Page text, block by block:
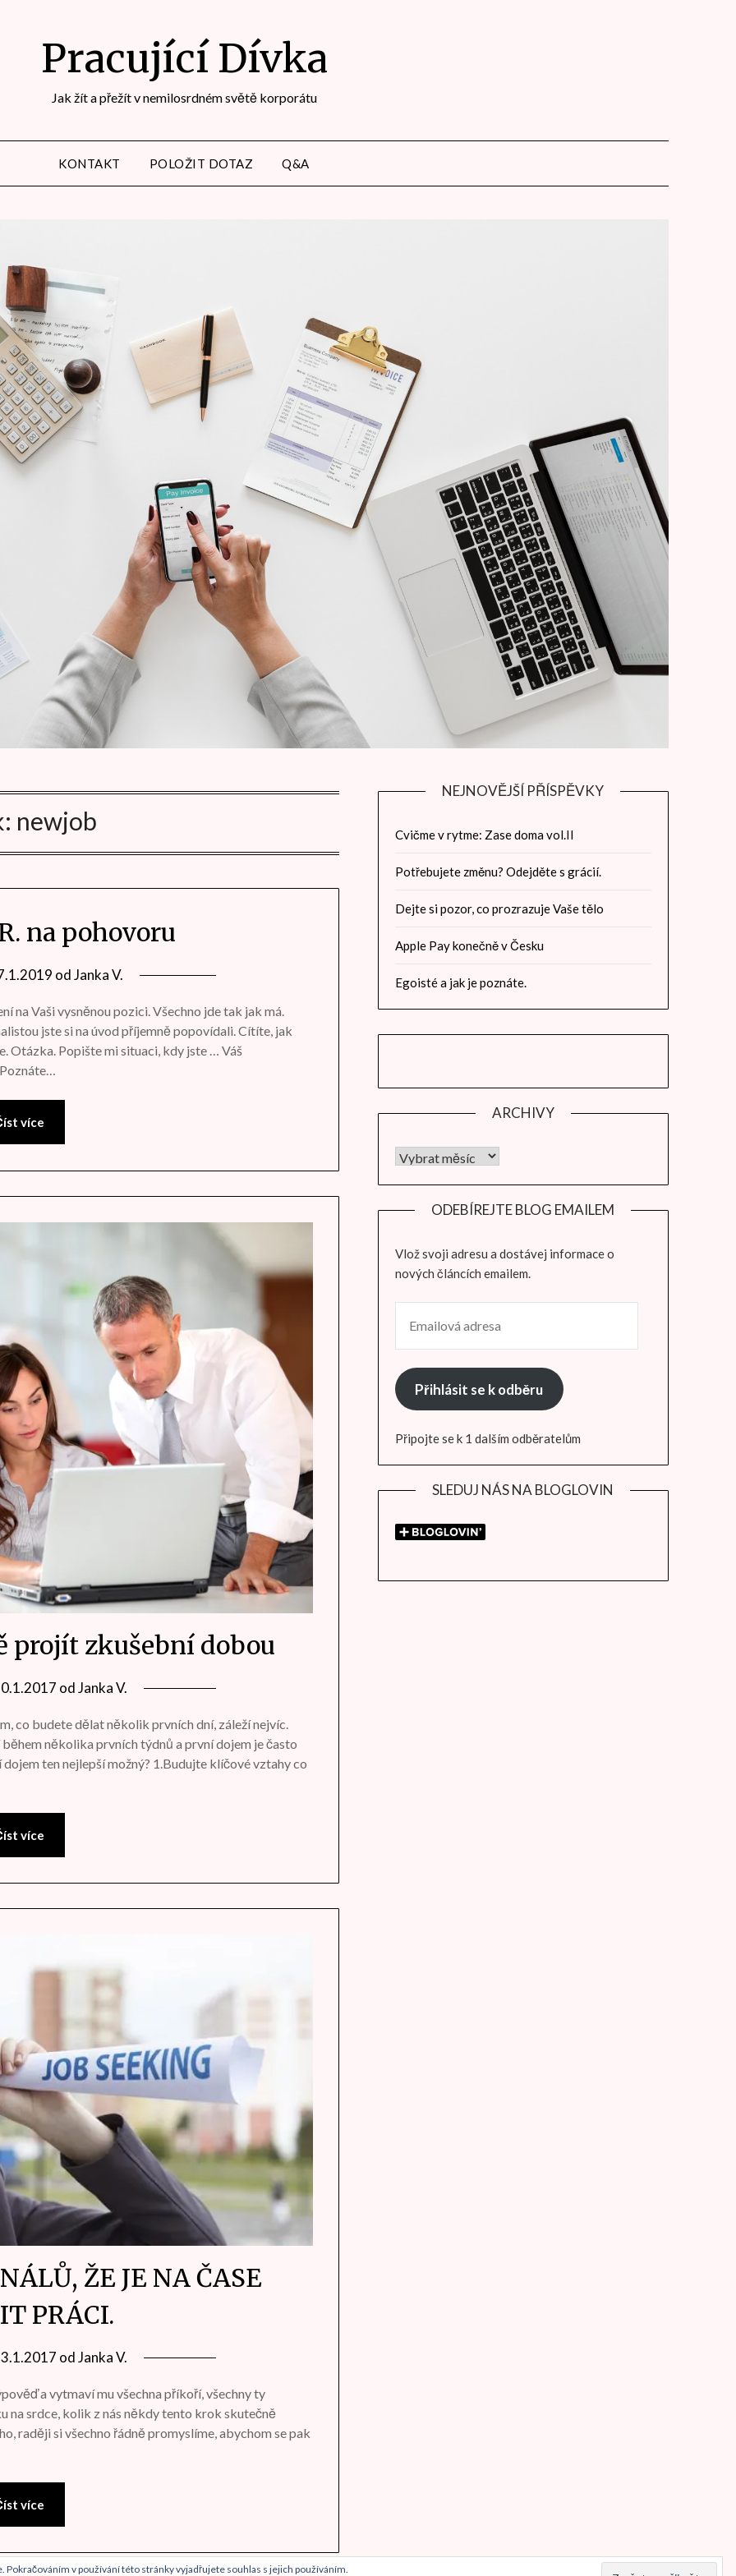
Pracující Dívka
Jak žít a přežít v nemilosrdném světě korporátu
KONTAKT POLOŽIT DOTAZ Q&A
newjob
na pohovoru
odJanka V.
na Vaši vysněnou pozici. Všechno jde tak jak má.
jste si na úvod příjemně popovídali. Cítíte, jak
Otázka. Popište mi situaci, kdy jste … Váš
více
projít zkušební dobou
odJanka V.
co budete dělat několik prvních dní, záleží nejvíc.
několika prvních týdnů a první dojem je často
ten nejlepší možný? 1.Budujte klíčové vztahy co
více
ŽE JE NA ČASE
PRÁCI.
odJanka V.
a vytmaví mu všechna příkoří, všechny ty
na srdce, kolik z nás někdy tento krok skutečně
raději si všechno řádně promyslíme, abychom se pak
více
NEJNOVĚJŠÍ PŘÍSPĚVKY
Cvičme v rytme: Zase doma vol.II
Potřebujete změnu? Odejděte s grácií.
Dejte si pozor, co prozrazuje Vaše tělo
Apple Pay konečně v Česku
Egoisté a jak je poznáte.
ARCHIVY
Archivy
ODEBÍREJTE BLOG EMAILEM
Vlož svoji adresu a dostávej informace o
nových článcích emailem.
Přihlásit se k odběru
Připojte se k 1 dalším odběratelům
SLEDUJ NÁS NA BLOGLOVIN
v používání této stránky vyjadřujete souhlas s jejich používáním.